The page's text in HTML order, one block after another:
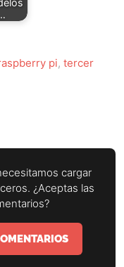
pi, tercer
cargar
¿Aceptas las